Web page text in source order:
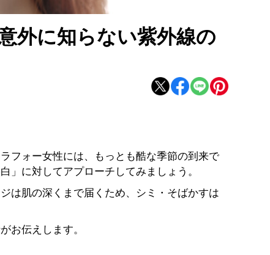
外に知らない紫外線の
フォー女性には、もっとも酷な季節の到来で
」に対してアプローチしてみましょう。
は肌の深くまで届くため、シミ・そばかすは
お伝えします。